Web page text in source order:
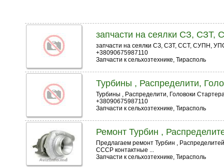
запчасти на сеялки СЗ,
запчасти на сеялки СЗ, СЗТ, ССТ, СУПН,
+38090675987110
Запчасти к сельхозтехнике, Тирасполь
Турбины , Распределити,
Турбины , Распределити, Головоки
+38090675987110
Запчасти к сельхозтехнике, Тирасполь
Ремонт Турбин ,
Предлагаем ремонт Турбин ,
СССР контактные ...
Запчасти к сельхозтехнике, Тирасполь